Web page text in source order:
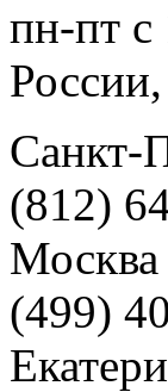
пн-пт с
Санкт-
(812)
Москва
(499)